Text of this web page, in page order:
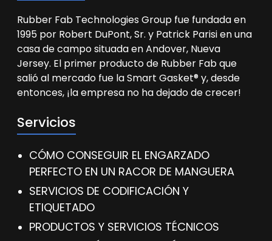
Rubber Fab Technologies Group fue fundada en
1995 por Robert DuPont, Sr. y Patrick Parisi en una
casa de campo situada en Andover, Nueva
Jersey. El primer producto de Rubber Fab que
salió al mercado fue la Smart Gasket® y, desde
entonces, ¡la empresa no ha dejado de crecer!
Servicios
CÓMO CONSEGUIR EL ENGARZADO
PERFECTO EN UN RACOR DE MANGUERA
SERVICIOS DE CODIFICACIÓN Y
ETIQUETADO
PRODUCTOS Y SERVICIOS TÉCNICOS